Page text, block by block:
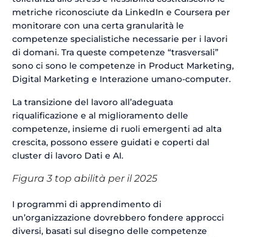
metriche riconosciute da LinkedIn e Coursera per
monitorare con una certa granularità le
competenze specialistiche necessarie per i lavori
di domani. Tra queste competenze “trasversali”
sono ci sono le competenze in Product Marketing,
Digital Marketing e Interazione umano-computer.
La transizione del lavoro all’adeguata
riqualificazione e al miglioramento delle
competenze, insieme di ruoli emergenti ad alta
crescita, possono essere guidati e coperti dal
cluster di lavoro Dati e AI.
Figura 3 top abilità per il 2025
I programmi di apprendimento di
un’organizzazione dovrebbero fondere approcci
diversi, basati sul disegno delle competenze